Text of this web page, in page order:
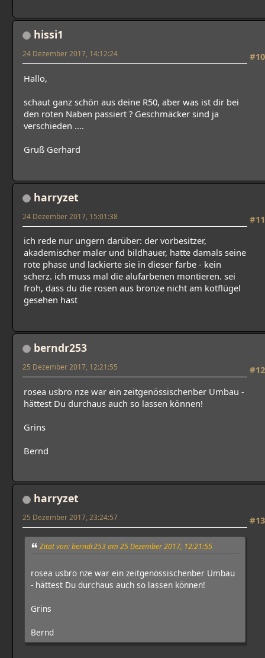
hissi1
#10
24 Dezember 2017, 14:12:24
Hallo,
schaut ganz schön aus deine R50, aber was ist dir bei
den roten Naben passiert ? Geschmäcker sind ja
verschieden ....
Gruß Gerhard
harryzet
#11
24 Dezember 2017, 15:01:38
ich rede nur ungern darüber: der vorbesitzer,
akademischer maler und bildhauer, hatte damals seine
rote phase und lackierte sie in dieser farbe - kein
scherz. ich muss mal die alufarbenen montieren. sei
froh, dass du die rosen aus bronze nicht am kotflügel
gesehen hast
berndr253
#12
25 Dezember 2017, 12:21:55
rosea usbro nze war ein zeitgenössischenber Umbau -
hättest Du durchaus auch so lassen können!
Grins
Bernd
harryzet
#13
25 Dezember 2017, 23:24:57
Zitat von: berndr253 am 25 Dezember 2017, 12:21:55
rosea usbro nze war ein zeitgenössischenber Umbau
- hättest Du durchaus auch so lassen können!
Grins
Bernd